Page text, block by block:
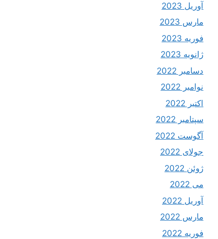
آوریل 2023
مارس 2023
فوریه 2023
ژانویه 2023
دسامبر 2022
نوامبر 2022
اکتبر 2022
سپتامبر 2022
آگوست 2022
جولای 2022
ژوئن 2022
می 2022
آوریل 2022
مارس 2022
فوریه 2022